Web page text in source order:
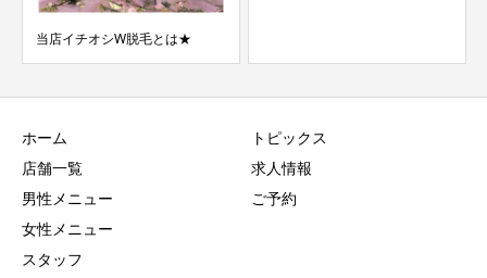
当店イチオシW脱毛とは★
ホーム
店舗一覧
男性メニュー
女性メニュー
スタッフ
トピックス
求人情報
ご予約